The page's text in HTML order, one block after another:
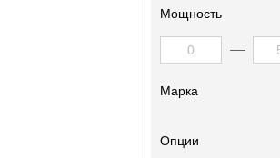
Мощность
Марка
Опции